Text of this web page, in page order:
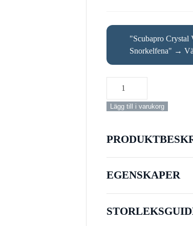
"Scubapro Crystal
Snorkelfena" →
mängd
Lägg till i varukorg
EGENSKAPER